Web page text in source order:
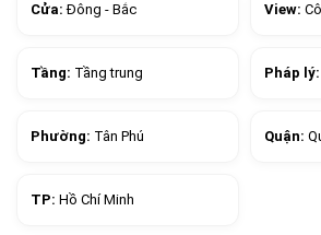
Cửa:Đông - Bắc View:
Tầng: Tầng trung Pháp lý:
Phường: Tân Phú Quận:
TP: Hồ Chí Minh